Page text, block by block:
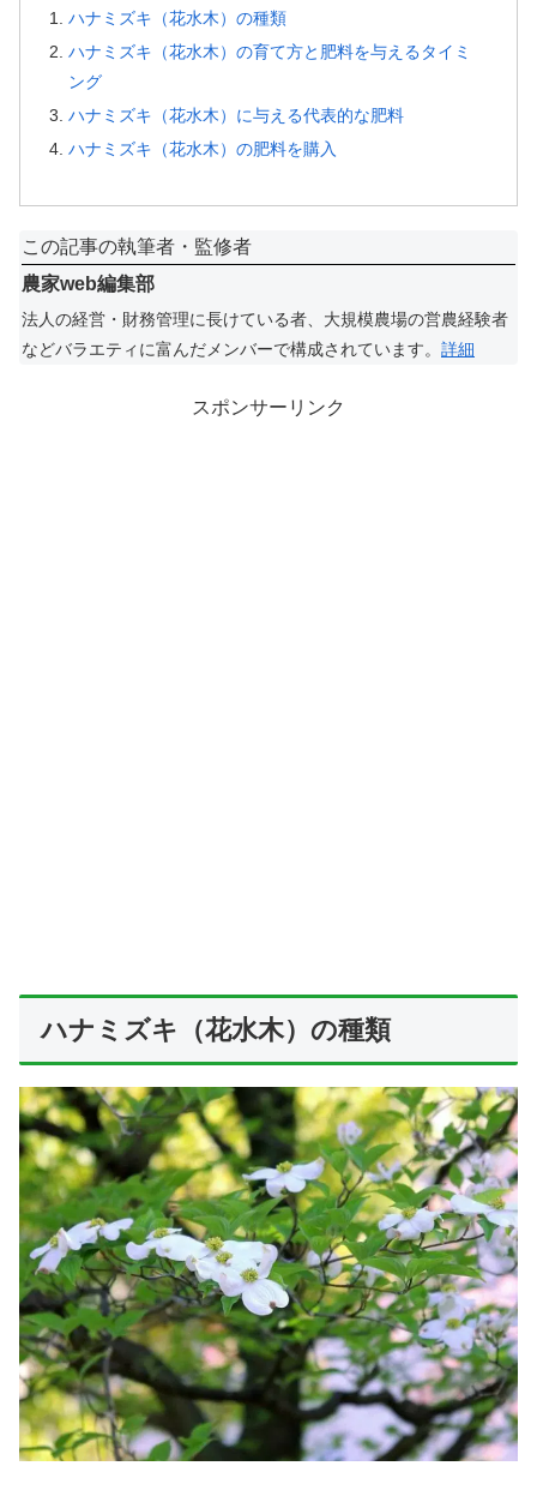
ハナミズキ（花水木）の種類
ハナミズキ（花水木）の育て方と肥料を与えるタイミ
ング
ハナミズキ（花水木）に与える代表的な肥料
ハナミズキ（花水木）の肥料を購入
この記事の執筆者・監修者
農家web編集部
法人の経営・財務管理に長けている者、大規模農場の営農経験者
などバラエティに富んだメンバーで構成されています。 詳細
スポンサーリンク
ハナミズキ（花水木）の種類